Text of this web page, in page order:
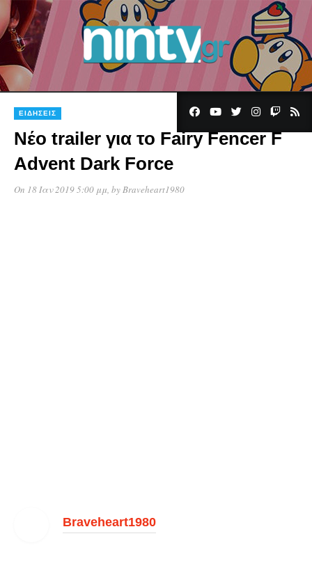
ΕΙΔΉΣΕΙΣ 1
Νέο trailer για το Fairy Fencer F
Advent Dark Force
On 18 Ιαν 2019 5:00 μμ , by Braveheart1980
Braveheart1980